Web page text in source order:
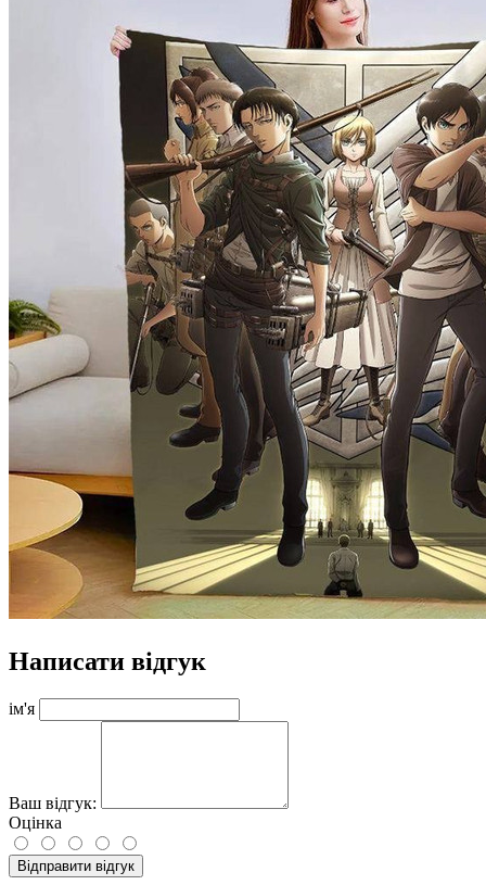
Написати відгук
ім'я
Ваш відгук:
Оцінка
Відправити відгук